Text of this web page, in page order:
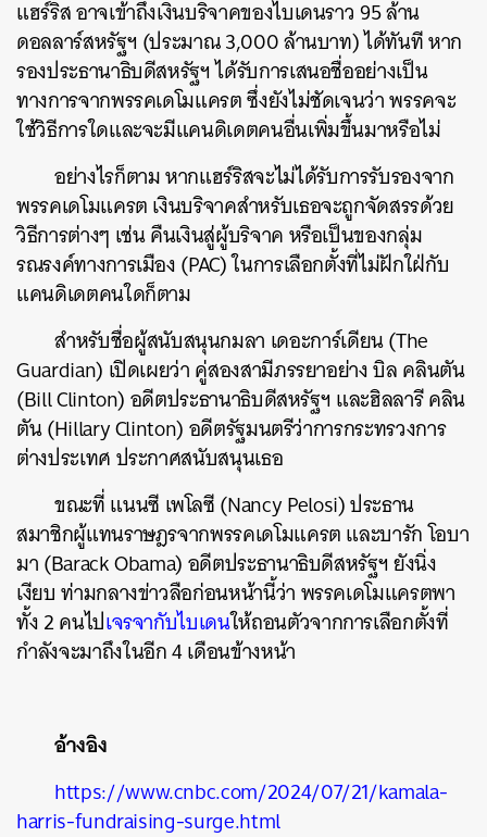
แฮร์ริส อาจเข้าถึงเงินบริจาคของไบเดนราว 95 ล้าน
ดอลลาร์สหรัฐฯ (ประมาณ 3,000 ล้านบาท) ได้ทันที หาก
รองประธานาธิบดีสหรัฐฯ ได้รับการเสนอชื่ออย่างเป็น
ทางการจากพรรคเดโมแครต ซึ่งยังไม่ชัดเจนว่า พรรคจะ
ใช้วิธีการใดและจะมีแคนดิเดตคนอื่นเพิ่มขึ้นมาหรือไม่
อย่างไรก็ตาม หากแฮร์ริสจะไม่ได้รับการรับรองจาก
พรรคเดโมแครต เงินบริจาคสำหรับเธอจะถูกจัดสรรด้วย
วิธีการต่างๆ เช่น คืนเงินสู่ผู้บริจาค หรือเป็นของกลุ่ม
รณรงค์ทางการเมือง (PAC) ในการเลือกตั้งที่ไม่ฝักใฝ่กับ
แคนดิเดตคนใดก็ตาม
สำหรับชื่อผู้สนับสนุนกมลา เดอะการ์เดียน (The
Guardian) เปิดเผยว่า คู่สองสามีภรรยาอย่าง บิล คลินตัน
(Bill Clinton) อดีตประธานาธิบดีสหรัฐฯ และฮิลลารี คลิน
ตัน (Hillary Clinton) อดีตรัฐมนตรีว่าการกระทรวงการ
ต่างประเทศ ประกาศสนับสนุนเธอ
ขณะที่ แนนซี เพโลซี (Nancy Pelosi) ประธาน
สมาชิกผู้แทนราษฎรจากพรรคเดโมแครต และบารัก โอบา
มา (Barack Obama) อดีตประธานาธิบดีสหรัฐฯ ยังนิ่ง
เงียบ ท่ามกลางข่าวลือก่อนหน้านี้ว่า พรรคเดโมแครตพา
ทั้ง 2 คนไปเจรจากับไบเดนให้ถอนตัวจากการเลือกตั้งที่
กำลังจะมาถึงในอีก 4 เดือนข้างหน้า
อ้างอิง
https://www.cnbc.com/2024/07/21/kamala-
harris-fundraising-surge.html
SHARE TWEET LINE EMAIL